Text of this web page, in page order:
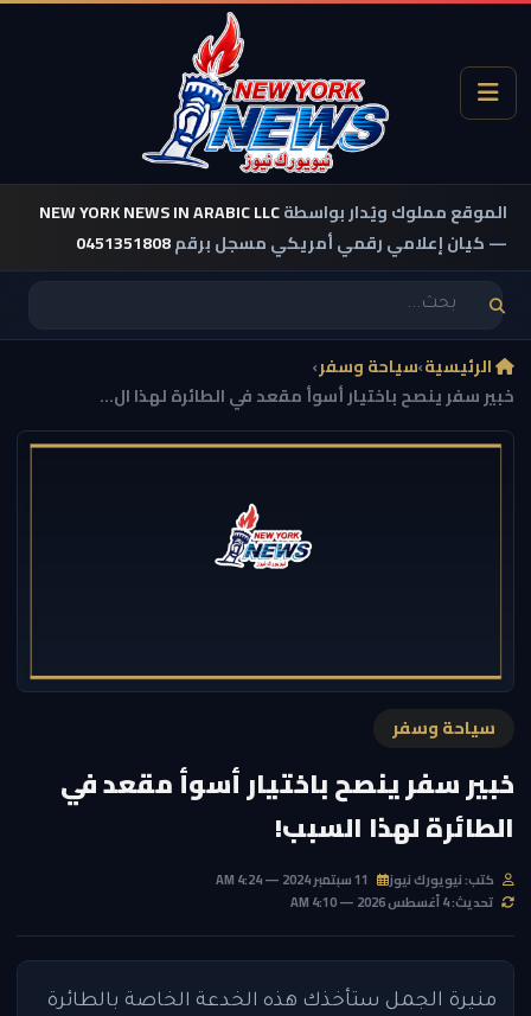
الموقع مملوك ويُدار بواسطةNEW YORK NEWS IN ARABIC LLC
— كيان إعلامي رقمي أمريكي مسجل برقم0451351808
الرئيسية›سياحة وسفر›
خبير سفر ينصح باختيار أسوأ مقعد في الطائرة لهذا ال...
سياحة وسفر
خبير سفر ينصح باختيار أسوأ مقعد في
الطائرة لهذا السبب!
كتب: نيويورك نيوز
تحديث: 4 أغسطس 2026 — 4:10 AM
منيرة الجمل ستأخذك هذه الخدعة الخاصة بالطائرة